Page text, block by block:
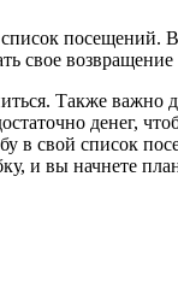
посещений.
свое возвращение
Также
денег,
свой список
и вы начнете